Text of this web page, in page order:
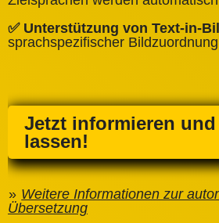
✅ Unterstützung von
sprachspezifischer Bildzuordnung
Jetzt informieren und
lassen!
Weitere Informationen zur
Übersetzung